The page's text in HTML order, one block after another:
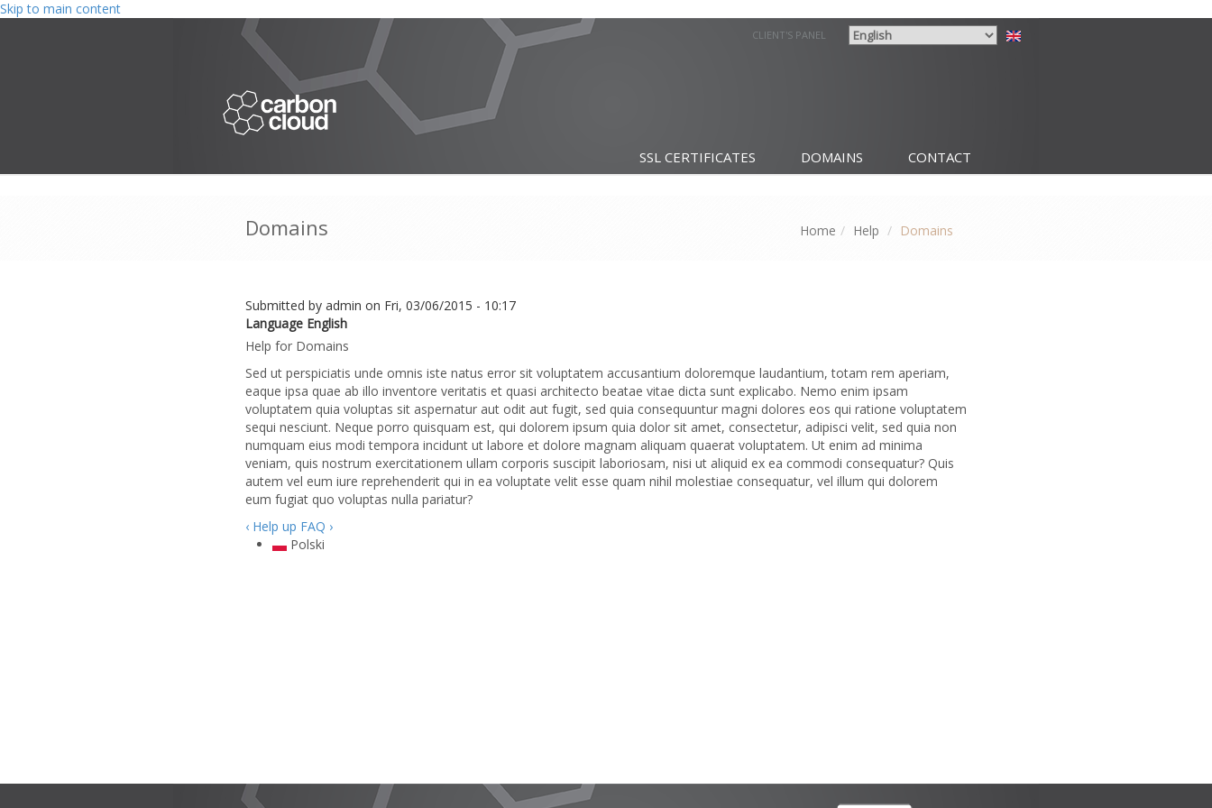
Skip to main content
CLIENT'S PANEL
SSL CERTIFICATES DOMAINS CONTACT
Domains Home Help Domains
Submitted by admin on Fri, 03/06/2015 - 10:17
Language English
Help for Domains
Sed ut perspiciatis unde omnis iste natus error sit voluptatem accusantium doloremque laudantium, totam rem aperiam,
eaque ipsa quae ab illo inventore veritatis et quasi architecto beatae vitae dicta sunt explicabo. Nemo enim ipsam
voluptatem quia voluptas sit aspernatur aut odit aut fugit, sed quia consequuntur magni dolores eos qui ratione voluptatem
sequi nesciunt. Neque porro quisquam est, qui dolorem ipsum quia dolor sit amet, consectetur, adipisci velit, sed quia non
numquam eius modi tempora incidunt ut labore et dolore magnam aliquam quaerat voluptatem. Ut enim ad minima
veniam, quis nostrum exercitationem ullam corporis suscipit laboriosam, nisi ut aliquid ex ea commodi consequatur? Quis
autem vel eum iure reprehenderit qui in ea voluptate velit esse quam nihil molestiae consequatur, vel illum qui dolorem
eum fugiat quo voluptas nulla pariatur?
‹ Help up FAQ ›
Polski